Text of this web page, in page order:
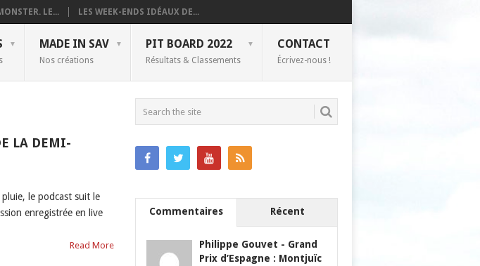
LE... LES WEEK-ENDS IDÉAUX DE...
MADE IN SAV
Nos créations
PIT BOARD 2022
Résultats & Classements
CONTACT
Écrivez-nous !
LA DEMI-
le podcast suit le
enregistrée en live
Read More
Commentaires Récent
Philippe Gouvet - Grand
Prix d’Espagne : Montjuïc